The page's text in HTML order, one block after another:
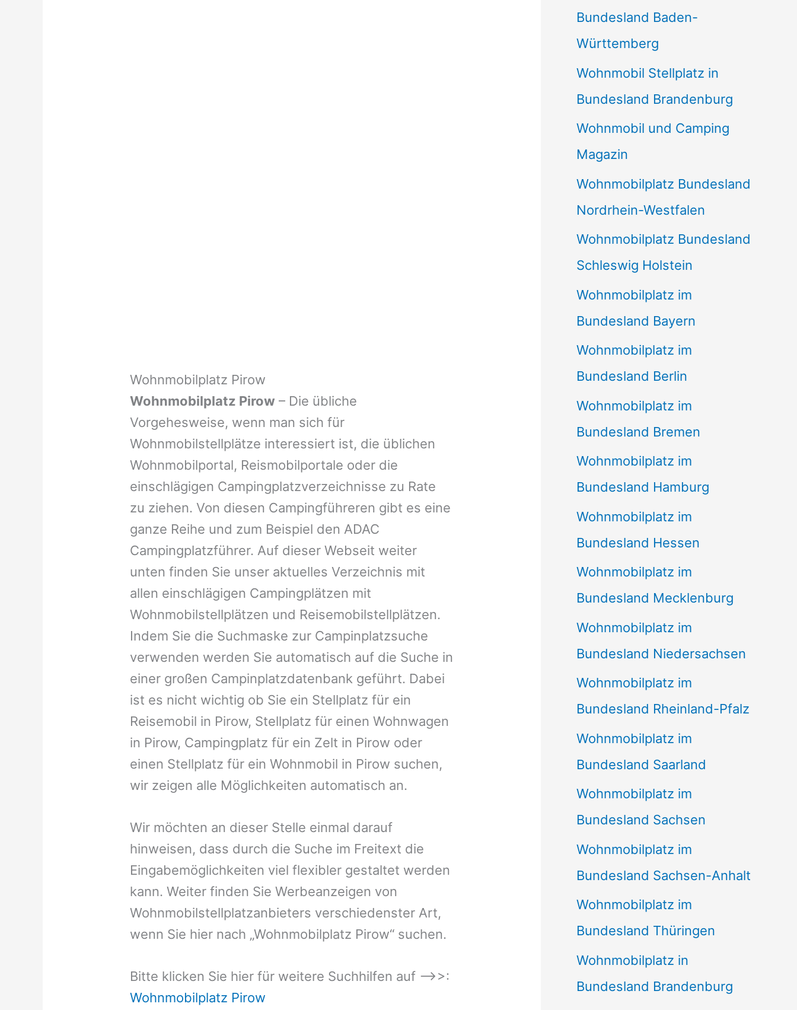
Wohnmobilplatz Pirow
Wohnmobilplatz Pirow – Die übliche
Vorgehesweise, wenn man sich für
Wohnmobilstellplätze interessiert ist, die üblichen
Wohnmobilportal, Reismobilportale oder die
einschlägigen Campingplatzverzeichnisse zu Rate
zu ziehen. Von diesen Campingführeren gibt es eine
ganze Reihe und zum Beispiel den ADAC
Campingplatzführer. Auf dieser Webseit weiter
unten finden Sie unser aktuelles Verzeichnis mit
allen einschlägigen Campingplätzen mit
Wohnmobilstellplätzen und Reisemobilstellplätzen.
Indem Sie die Suchmaske zur Campinplatzsuche
verwenden werden Sie automatisch auf die Suche in
einer großen Campinplatzdatenbank geführt. Dabei
ist es nicht wichtig ob Sie ein Stellplatz für ein
Reisemobil in Pirow, Stellplatz für einen Wohnwagen
in Pirow, Campingplatz für ein Zelt in Pirow oder
einen Stellplatz für ein Wohnmobil in Pirow suchen,
wir zeigen alle Möglichkeiten automatisch an.
Wir möchten an dieser Stelle einmal darauf
hinweisen, dass durch die Suche im Freitext die
Eingabemöglichkeiten viel flexibler gestaltet werden
kann. Weiter finden Sie Werbeanzeigen von
Wohnmobilstellplatzanbieters verschiedenster Art,
wenn Sie hier nach „Wohnmobilplatz Pirow“ suchen.
Bitte klicken Sie hier für weitere Suchhilfen auf –>>:
Wohnmobilplatz Pirow
Bundesland Baden-
Württemberg
Wohnmobil Stellplatz in
Bundesland Brandenburg
Wohnmobil und Camping
Magazin
Wohnmobilplatz Bundesland
Nordrhein-Westfalen
Wohnmobilplatz Bundesland
Schleswig Holstein
Wohnmobilplatz im
Bundesland Bayern
Wohnmobilplatz im
Bundesland Berlin
Wohnmobilplatz im
Bundesland Bremen
Wohnmobilplatz im
Bundesland Hamburg
Wohnmobilplatz im
Bundesland Hessen
Wohnmobilplatz im
Bundesland Mecklenburg
Wohnmobilplatz im
Bundesland Niedersachsen
Wohnmobilplatz im
Bundesland Rheinland-Pfalz
Wohnmobilplatz im
Bundesland Saarland
Wohnmobilplatz im
Bundesland Sachsen
Wohnmobilplatz im
Bundesland Sachsen-Anhalt
Wohnmobilplatz im
Bundesland Thüringen
Wohnmobilplatz in
Bundesland Brandenburg